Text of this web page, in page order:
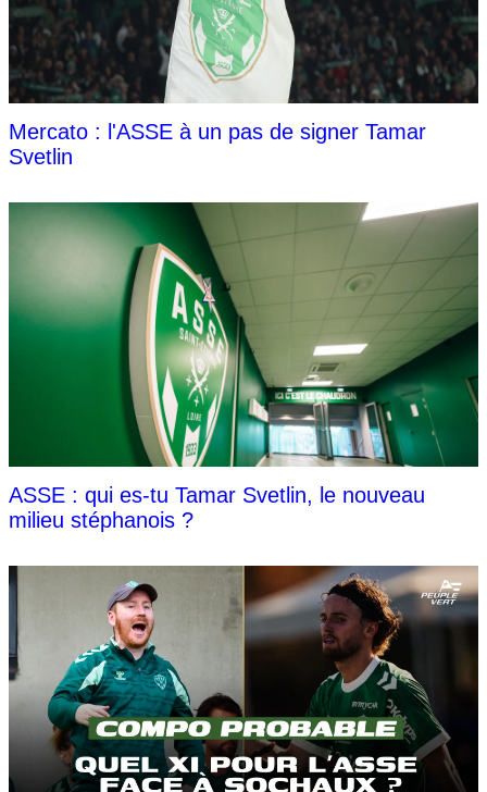
Mercato : l'ASSE à un pas de signer Tamar
Svetlin
ASSE : qui es-tu Tamar Svetlin, le nouveau
milieu stéphanois ?